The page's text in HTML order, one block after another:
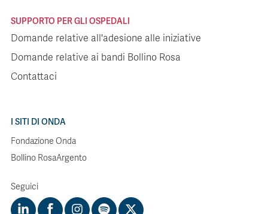
SUPPORTO PER GLI OSPEDALI
Domande relative all'adesione alle iniziative
Domande relative ai bandi Bollino Rosa
Contattaci
I SITI DI ONDA
Fondazione Onda
Bollino RosaArgento
Seguici